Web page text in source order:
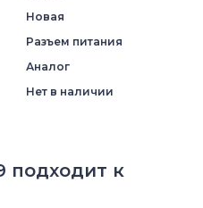
Новая
Разъем питания
Аналог
Нет в наличии
подходит к